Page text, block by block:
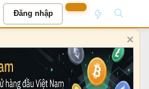
Đăng nhập